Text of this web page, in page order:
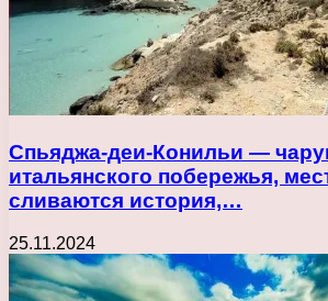
Спьяджа-деи-Конильи —
итальянского побережья,
сливаются история,…
25.11.2024